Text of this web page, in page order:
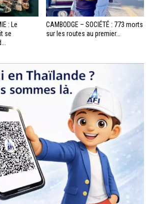
: Le
se
CAMBODGE – SOCIÉTÉ : 773 morts
sur les routes au premier...